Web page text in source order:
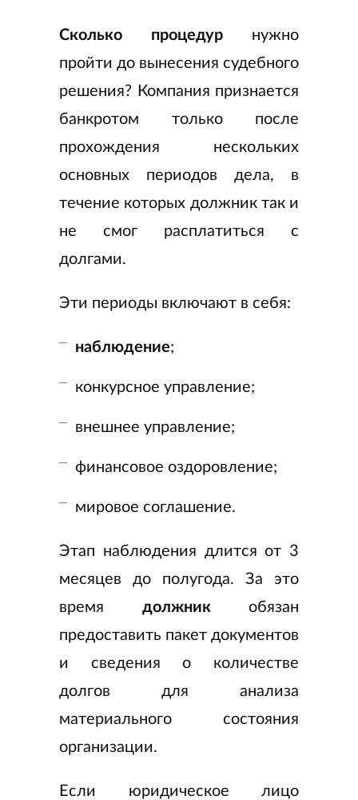
Сколько процедур нужно
пройти до вынесения судебного
решения? Компания признается
банкротом только после
прохождения нескольких
основных периодов дела, в
течение которых должник так и
не смог расплатиться с
долгами.
Эти периоды включают в себя:
наблюдение;
конкурсное управление;
внешнее управление;
финансовое оздоровление;
мировое соглашение.
Этап наблюдения длится от 3
месяцев до полугода. За это
время должник обязан
предоставить пакет документов
и сведения о количестве
долгов для анализа
материального состояния
организации.
Если юридическое лицо